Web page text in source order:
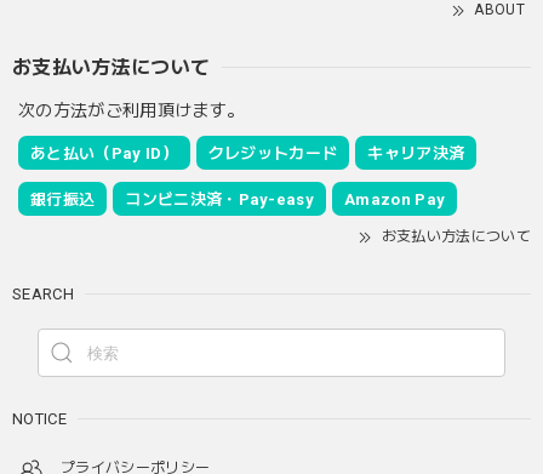
ABOUT
お支払い方法について
次の方法がご利用頂けます。
あと払い（Pay ID） クレジットカード キャリア決済
銀行振込 コンビニ決済・Pay-easy Amazon Pay
お支払い方法について
SEARCH
NOTICE
プライバシーポリシー